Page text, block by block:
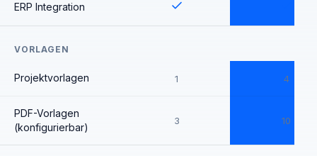
ERP Integration
VORLAGEN
Projektvorlagen 1 4
PDF-Vorlagen
(konfigurierbar)
3 10